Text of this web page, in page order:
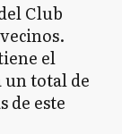
Club
el
un total de
de este